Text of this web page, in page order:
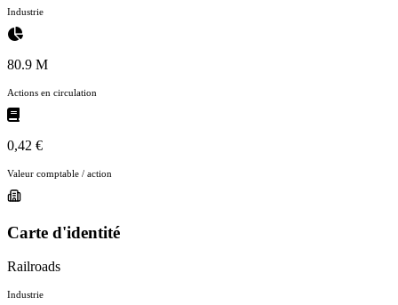
Industrie
80.9 M
Actions en circulation
0,42 €
Valeur comptable / action
Carte d'identité
Railroads
Industrie